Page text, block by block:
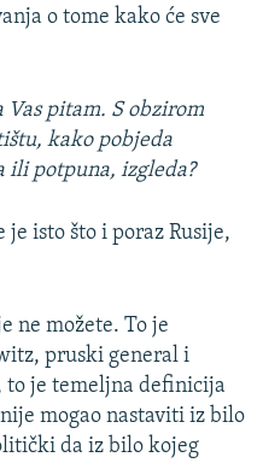
o tome kako će sve
Vas pitam. S obzirom
kako pobjeda
ili potpuna, izgleda?
isto što i poraz Rusije,
ne možete. To je
pruski general i
to je temeljna definicija
mogao nastaviti iz bilo
da iz bilo kojeg